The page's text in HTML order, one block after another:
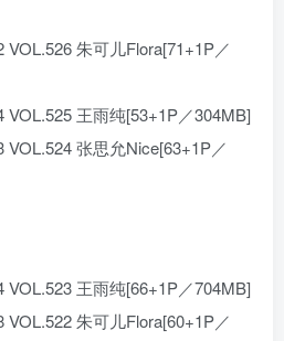
VOL.526 朱可儿Flora[71+1P／
VOL.525 王雨纯[53+1P／304MB]
VOL.524 张思允Nice[63+1P／
VOL.523 王雨纯[66+1P／704MB]
VOL.522 朱可儿Flora[60+1P／